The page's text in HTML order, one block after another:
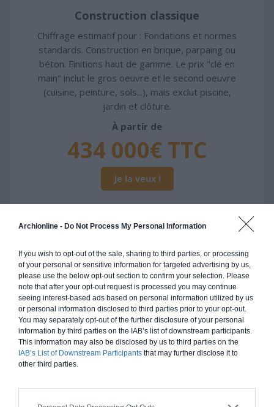
Archionline - Do Not Process My Personal Information
If you wish to opt-out of the sale, sharing to third parties, or processing
of your personal or sensitive information for targeted advertising by us,
please use the below opt-out section to confirm your selection. Please
note that after your opt-out request is processed you may continue
seeing interest-based ads based on personal information utilized by us
or personal information disclosed to third parties prior to your opt-out.
You may separately opt-out of the further disclosure of your personal
information by third parties on the IAB’s list of downstream participants.
This information may also be disclosed by us to third parties on the
IAB’s List of Downstream Participants that may further disclose it to
other third parties.
Construction classique
Chiffrage estimatif pour : Fondations et normes
standards. Construction en brique, parpaing ou
béton. Finitions haut de gamme. Le prix "clé en
main" inclut le gros oeuvre et le second oeuvre
(cuisine, peinture, sols...), mais exclut piscine,
jardin et clôture.
À partir de
434 000€ TTC
Je la veux !
Construction ossature bois
Chiffrage estimatif pour : Fondations et normes
standards. Construction en ossature bois isolé.
Finitions haut de gamme. Le prix "clé en main"
inclut le gros oeuvre et le second oeuvre (cuisine,
peinture, sols...), mais exclut piscine, jardin et
clôture.
434 000€ TTC